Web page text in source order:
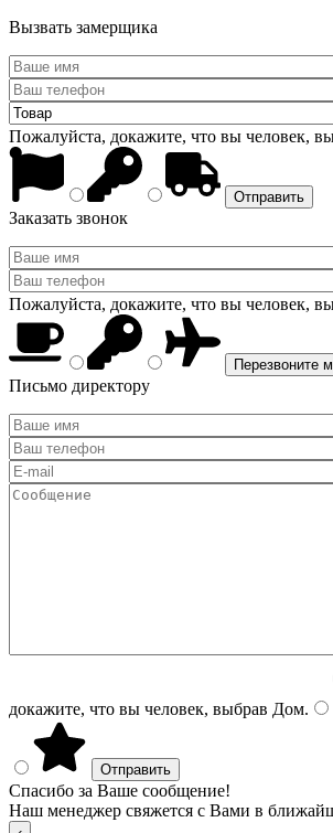
Вызвать замерщика
Пожалуйста, докажите, что вы человек,
Заказать звонок
Пожалуйста, докажите, что вы человек,
Письмо директору
докажите, что вы человек, выбрав Дом.
Спасибо за Ваше сообщение!
Наш менеджер свяжется с Вами в